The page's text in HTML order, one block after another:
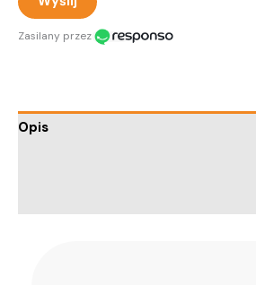
Zasilany przez
Opis